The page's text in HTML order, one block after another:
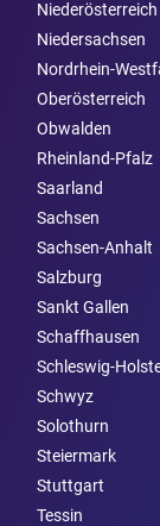
Nieder­österreich
Niedersachsen
Nordrhein-
Ober­österreich
Obwalden
Rheinland-Pfalz
Saarland
Sachsen
Sachsen-Anhalt
Salzburg
Sankt Gallen
Schaffhausen
Schleswig-
Schwyz
Solothurn
Steier­mark
Stuttgart
Tessin